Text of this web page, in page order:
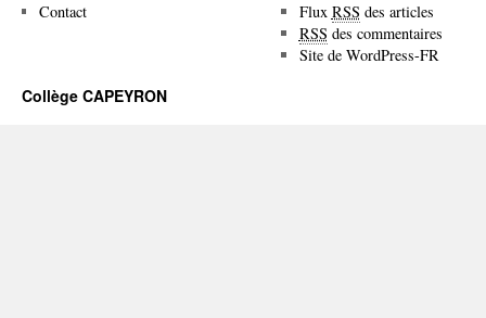
Contact Flux RSS des articles
RSS des commentaires
Site de WordPress-FR
Collège CAPEYRON